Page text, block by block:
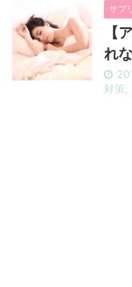
サプ
【
れ
対策